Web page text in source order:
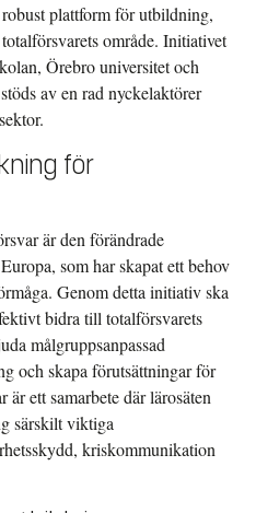
plattform för utbildning,
område. Initiativet
Örebro universitet och
av en rad nyckelaktörer
för
är den förändrade
som har skapat ett behov
Genom detta initiativ ska
bidra till totalförsvarets
målgruppsanpassad
och skapa förutsättningar för
ett samarbete där lärosäten
särskilt viktiga
kriskommunikation